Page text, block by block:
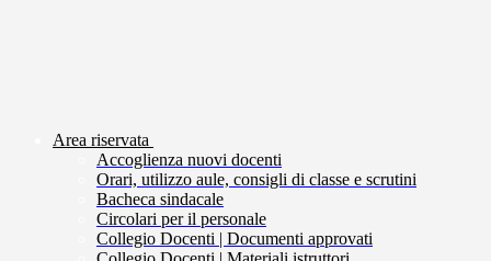
Area riservata
Accoglienza nuovi docenti
Orari, utilizzo aule, consigli di classe e scrutini
Bacheca sindacale
Circolari per il personale
Collegio Docenti | Documenti approvati